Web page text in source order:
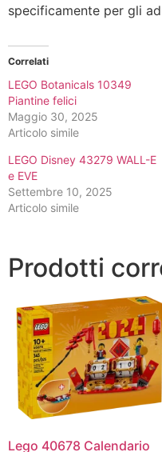
specificamente per gli
Correlati
LEGO Botanicals 10349
Piantine felici
Maggio 30, 2025
Articolo simile
LEGO Disney 43279 WALL-E
e EVE
Settembre 10, 2025
Articolo simile
Prodotti
Lego 40678 Calendario